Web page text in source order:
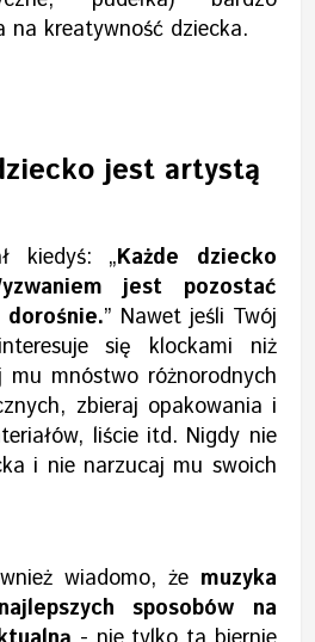
na kreatywność dziecka.
jest artystą
kiedyś: „Każde dziecko
jest pozostać
” Nawet jeśli Twój
się klockami niż
mu mnóstwo różnorodnych
zbieraj opakowania i
liście itd. Nigdy nie
i nie narzucaj mu swoich
wiadomo, że muzyka
sposobów na